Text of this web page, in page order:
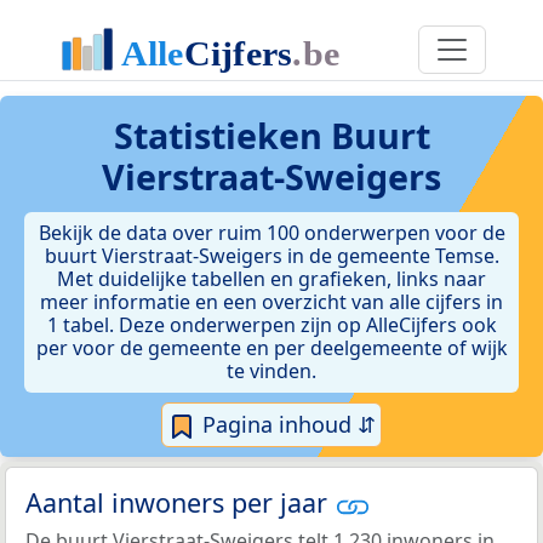
Statistieken Buurt
Vierstraat-Sweigers
Bekijk de data over ruim 100 onderwerpen voor de
buurt Vierstraat-Sweigers in de gemeente Temse.
Met duidelijke tabellen en grafieken, links naar
meer informatie en een overzicht van alle cijfers in
1 tabel. Deze onderwerpen zijn op AlleCijfers ook
per voor de gemeente en per deelgemeente of wijk
te vinden.
Pagina inhoud ⇵
Aantal inwoners per jaar